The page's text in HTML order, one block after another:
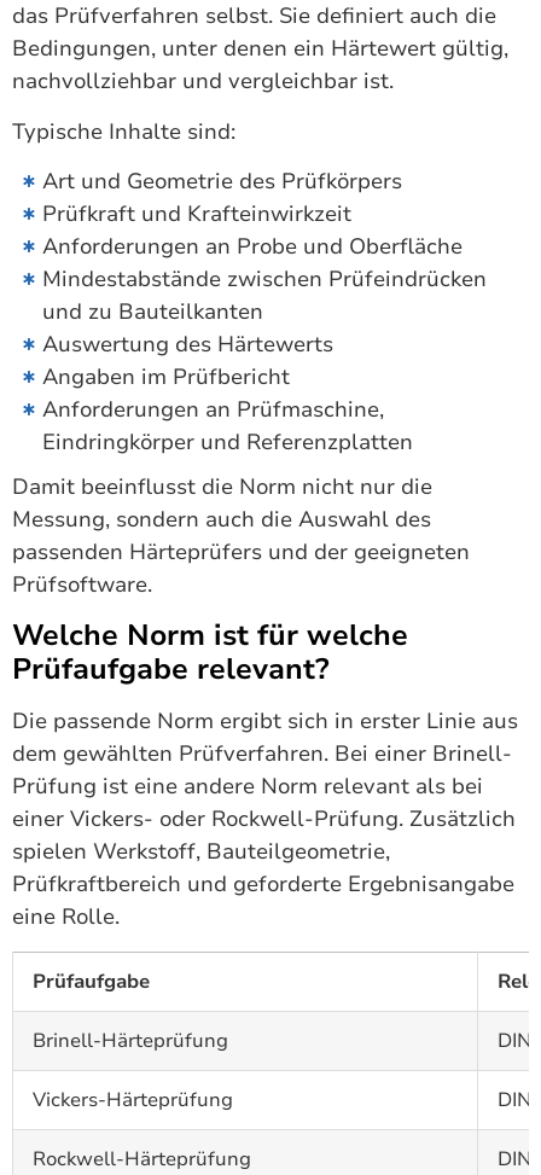
das Prüfverfahren selbst. Sie definiert auch die
Bedingungen, unter denen ein Härtewert gültig,
nachvollziehbar und vergleichbar ist.
Typische Inhalte sind:
Art und Geometrie des Prüfkörpers
Prüfkraft und Krafteinwirkzeit
Anforderungen an Probe und Oberfläche
Mindestabstände zwischen Prüfeindrücken
und zu Bauteilkanten
Auswertung des Härtewerts
Angaben im Prüfbericht
Anforderungen an Prüfmaschine,
Eindringkörper und Referenzplatten
Damit beeinflusst die Norm nicht nur die
Messung, sondern auch die Auswahl des
passenden Härteprüfers und der geeigneten
Prüfsoftware.
Welche Norm ist für welche
Prüfaufgabe relevant?
Die passende Norm ergibt sich in erster Linie aus
dem gewählten Prüfverfahren. Bei einer Brinell-
Prüfung ist eine andere Norm relevant als bei
einer Vickers- oder Rockwell-Prüfung. Zusätzlich
spielen Werkstoff, Bauteilgeometrie,
Prüfkraftbereich und geforderte Ergebnisangabe
eine Rolle.
Prüfaufgabe
Brinell-Härteprüfung DIN
Vickers-Härteprüfung DIN
Rockwell-Härteprüfung DIN